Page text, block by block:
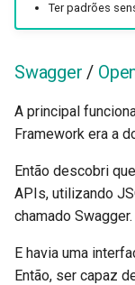
Ter padrões
Swagger /
A principal
Framework era a
Então descobri
APIs, utilizando
chamado Swagger.
E havia uma
Então, ser capaz